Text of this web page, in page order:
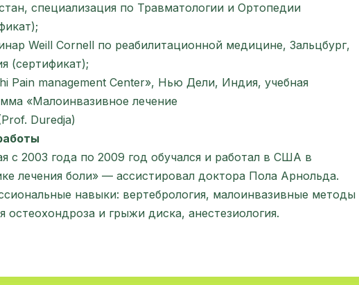
специализация по Травматологии и Ортопедии
Weill Cornell по реабилитационной медицине, Зальцбург,
(сертификат);
Pain management Center», Нью Дели, Индия, учебная
«Малоинвазивное лечение
Duredja)
с 2003 года по 2009 год обучался и работал в США в
лечения боли» — ассистировал доктора Пола Арнольда.
навыки: вертебрология, малоинвазивные методы
остеохондроза и грыжи диска, анестезиология.